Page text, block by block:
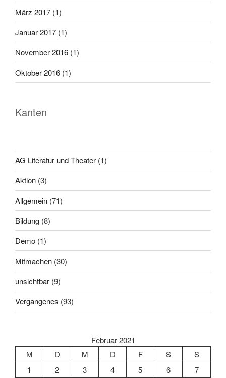
März 2017 (1)
Januar 2017 (1)
November 2016 (1)
Oktober 2016 (1)
Kanten
AG Literatur und Theater (1)
Aktion (3)
Allgemein (71)
Bildung (8)
Demo (1)
Mitmachen (30)
unsichtbar (9)
Vergangenes (93)
Februar 2021
M
D M D F S
S
1
2 3 4 5 6
7